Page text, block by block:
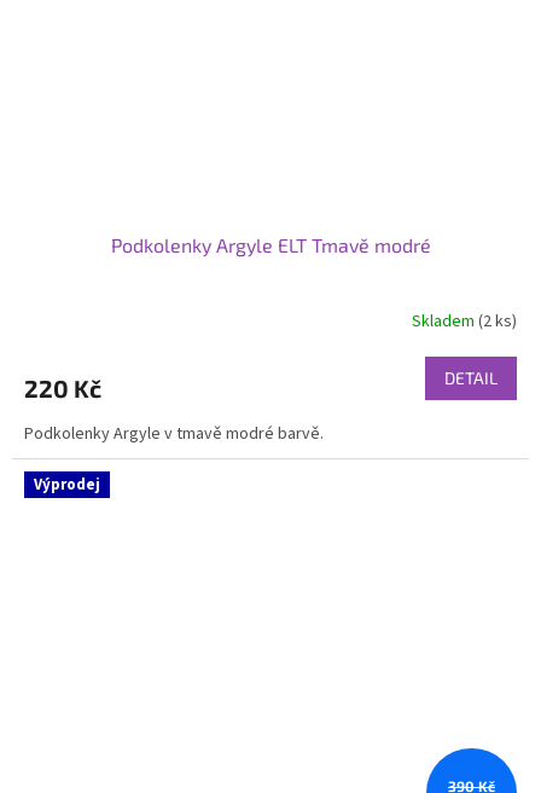
Podkolenky Argyle ELT Tmavě modré
Skladem (2 ks)
220 Kč DETAIL
Podkolenky Argyle v tmavě modré barvě.
Výprodej
390 Kč